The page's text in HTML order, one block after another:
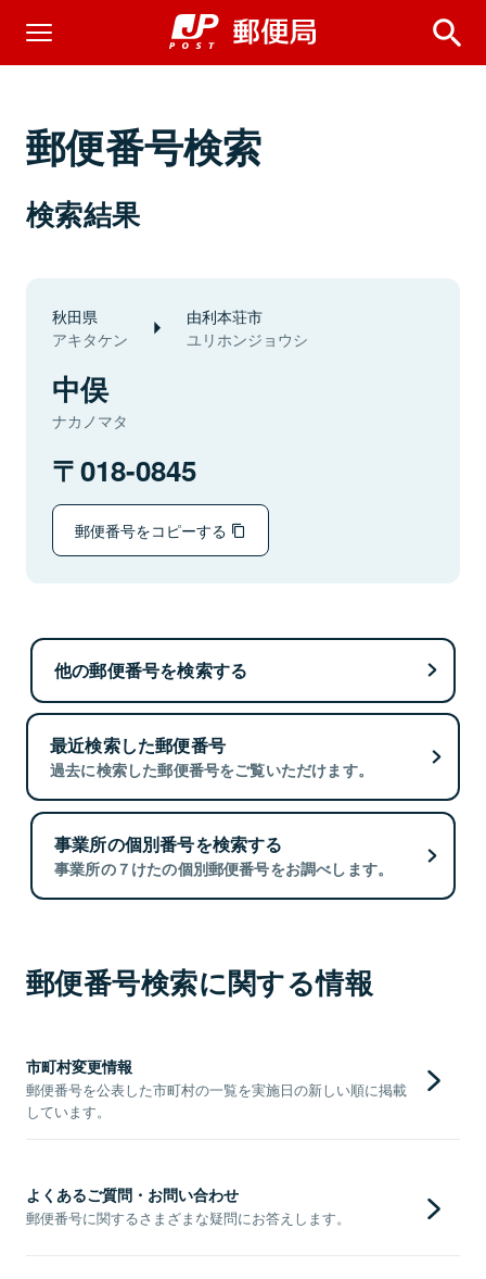
郵便番号検索
検索結果
秋田県
アキタケン
由利本荘市
ユリホンジョウシ
中俣
ナカノマタ
018-0845
郵便番号をコピーする
他の郵便番号を検索する
最近検索した郵便番号
過去に検索した郵便番号をご覧いただけます。
事業所の個別番号を検索する
事業所の７けたの個別郵便番号をお調べします。
郵便番号検索に関する情報
市町村変更情報
郵便番号を公表した市町村の一覧を実施日の新しい順に掲載
しています。
よくあるご質問・お問い合わせ
郵便番号に関するさまざまな疑問にお答えします。